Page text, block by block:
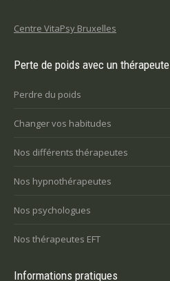
Centre VitaPsy Bruxelles
Perte de poids avec un thérapeute
Perdre du poids
Changer vos habitudes
Nos différents thérapeutes
Nos hypnothérapeutes
Nos psychologues
Nos thérapeutes EFT
Informations pratiques